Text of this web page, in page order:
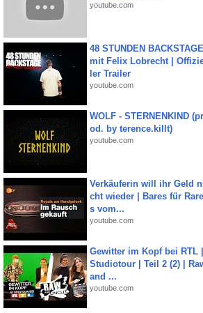
youtube.com
48 STUNDEN BACKSTAGE
mit Felix Lobrecht |
ler Trailer
youtube.com
WOLF - STERNENKIND (pr
od. by terence.killt)
youtube.com
Verkäuferin will ihr Geld
cht wieder | Bares für Rare
s vom...
youtube.com
Gewitter im Kopf bei RTL |
Studiotour | Teil 2 (2) |
and ...
youtube.com